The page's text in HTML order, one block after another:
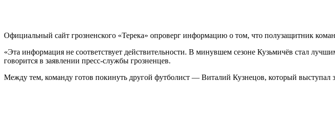
Официальный сайт грозненского «Терека» опроверг информацию о том, что полузащитник
«Эта информация не соответствует действительности. В минувшем сезоне Кузьмичёв стал
говорится в заявлении пресс-службы грозненцев.
Между тем, команду готов покинуть другой футболист — Виталий Кузнецов, который выступал